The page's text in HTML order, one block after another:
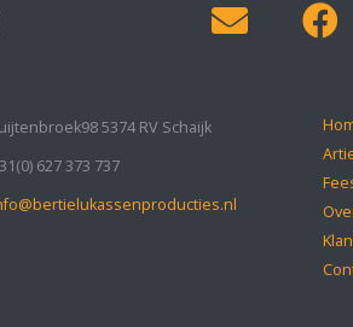
5374 RV Schaijk
627 373 737